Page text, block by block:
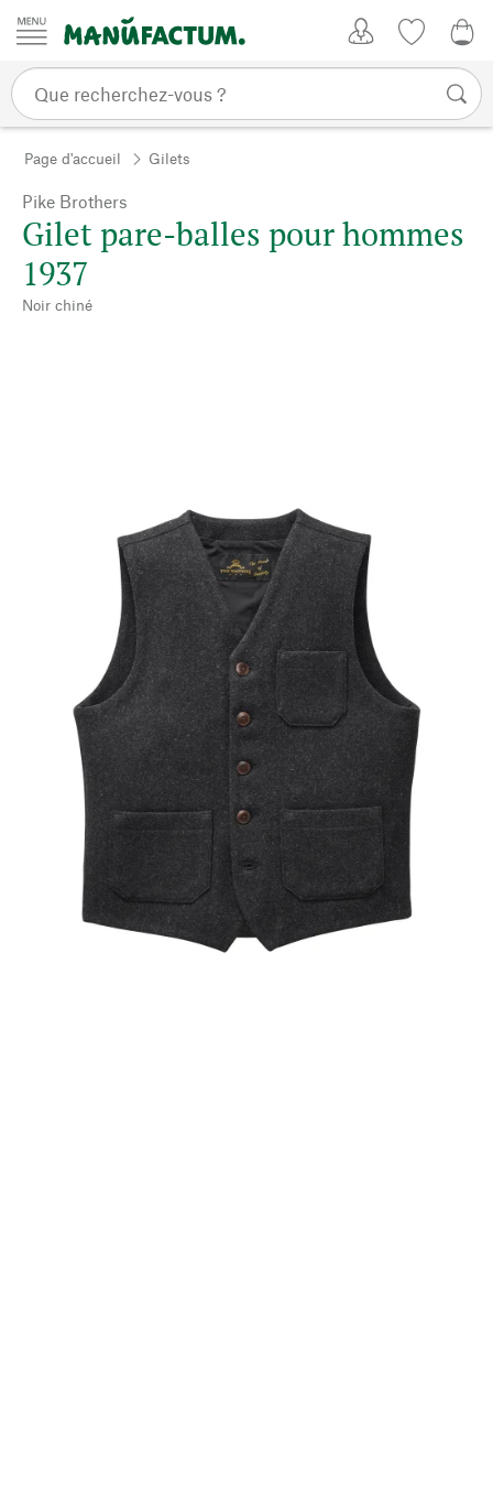
Passer au contenu
Page d'accueil Gilets
Pike Brothers
Gilet pare-balles pour hommes
1937
Noir chiné